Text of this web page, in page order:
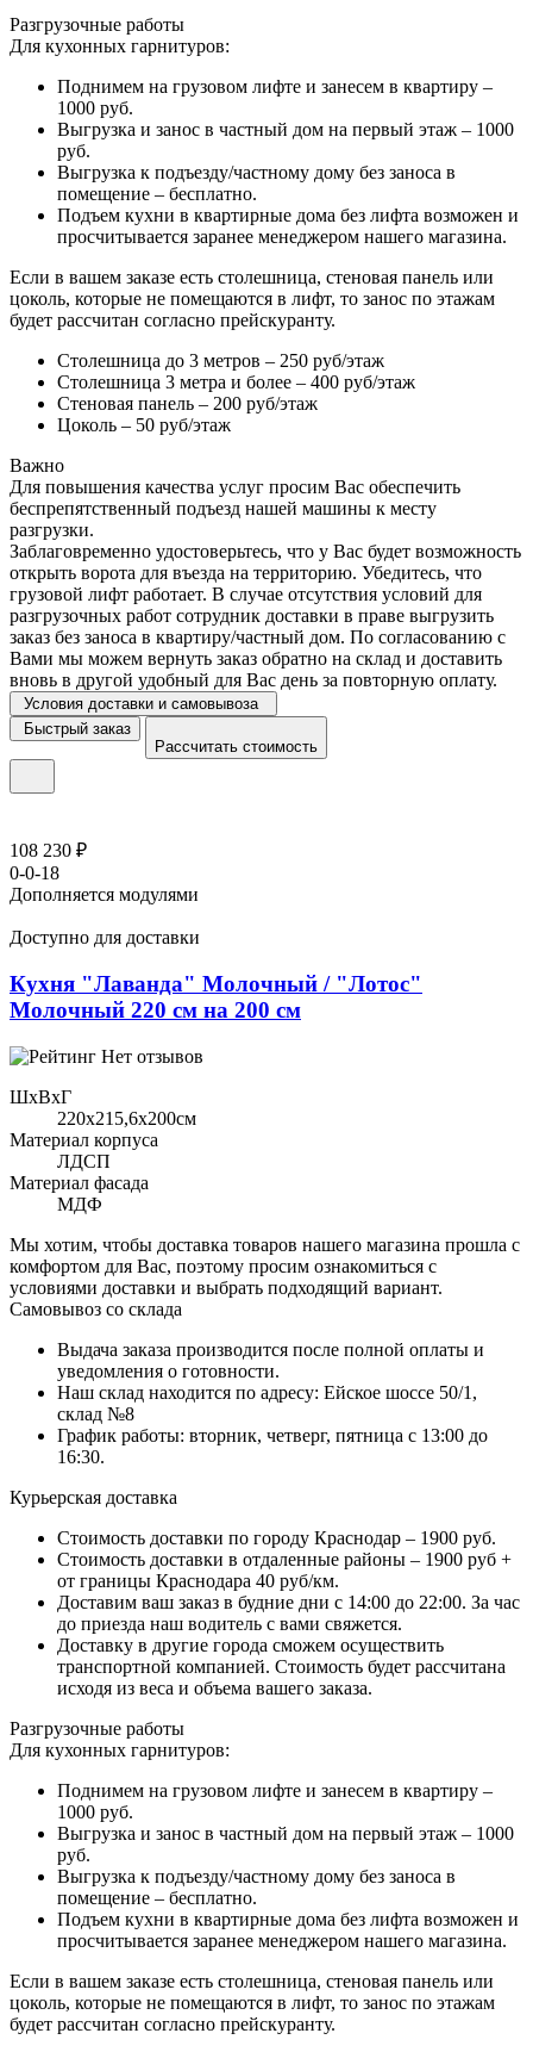
Разгрузочные работы
Для кухонных гарнитуров:
Поднимем на грузовом лифте и занесем в квартиру –
1000 руб.
Выгрузка и занос в частный дом на первый этаж – 1000
руб.
Выгрузка к подъезду/частному дому без заноса в
помещение – бесплатно.
Подъем кухни в квартирные дома без лифта возможен и
просчитывается заранее менеджером нашего магазина.
Если в вашем заказе есть столешница, стеновая панель или
цоколь, которые не помещаются в лифт, то занос по этажам
будет рассчитан согласно прейскуранту.
Столешница до 3 метров – 250 руб/этаж
Столешница 3 метра и более – 400 руб/этаж
Стеновая панель – 200 руб/этаж
Цоколь – 50 руб/этаж
Важно
Для повышения качества услуг просим Вас обеспечить
беспрепятственный подъезд нашей машины к месту
разгрузки.
Заблаговременно удостоверьтесь, что у Вас будет возможность
открыть ворота для въезда на территорию. Убедитесь, что
грузовой лифт работает. В случае отсутствия условий для
разгрузочных работ сотрудник доставки в праве выгрузить
заказ без заноса в квартиру/частный дом. По согласованию с
Вами мы можем вернуть заказ обратно на склад и доставить
вновь в другой удобный для Вас день за повторную оплату.
Условия доставки и самовывоза
Быстрый заказ
Рассчитать стоимость
108 230 ₽
0-0-18
Дополняется модулями
Доступно для доставки
Кухня "Лаванда" Молочный / "Лотос"
Молочный 220 см на 200 см
Нет отзывов
ШхВхГ
220x215,6х200см
Материал корпуса
ЛДСП
Материал фасада
МДФ
Мы хотим, чтобы доставка товаров нашего магазина прошла с
комфортом для Вас, поэтому просим ознакомиться с
условиями доставки и выбрать подходящий вариант.
Самовывоз со склада
Выдача заказа производится после полной оплаты и
уведомления о готовности.
Наш склад находится по адресу: Ейское шоссе 50/1,
склад №8
График работы: вторник, четверг, пятница с 13:00 до
16:30.
Курьерская доставка
Стоимость доставки по городу Краснодар – 1900 руб.
Стоимость доставки в отдаленные районы – 1900 руб +
от границы Краснодара 40 руб/км.
Доставим ваш заказ в будние дни с 14:00 до 22:00. За час
до приезда наш водитель с вами свяжется.
Доставку в другие города сможем осуществить
транспортной компанией. Стоимость будет рассчитана
исходя из веса и объема вашего заказа.
Разгрузочные работы
Для кухонных гарнитуров:
Поднимем на грузовом лифте и занесем в квартиру –
1000 руб.
Выгрузка и занос в частный дом на первый этаж – 1000
руб.
Выгрузка к подъезду/частному дому без заноса в
помещение – бесплатно.
Подъем кухни в квартирные дома без лифта возможен и
просчитывается заранее менеджером нашего магазина.
Если в вашем заказе есть столешница, стеновая панель или
цоколь, которые не помещаются в лифт, то занос по этажам
будет рассчитан согласно прейскуранту.